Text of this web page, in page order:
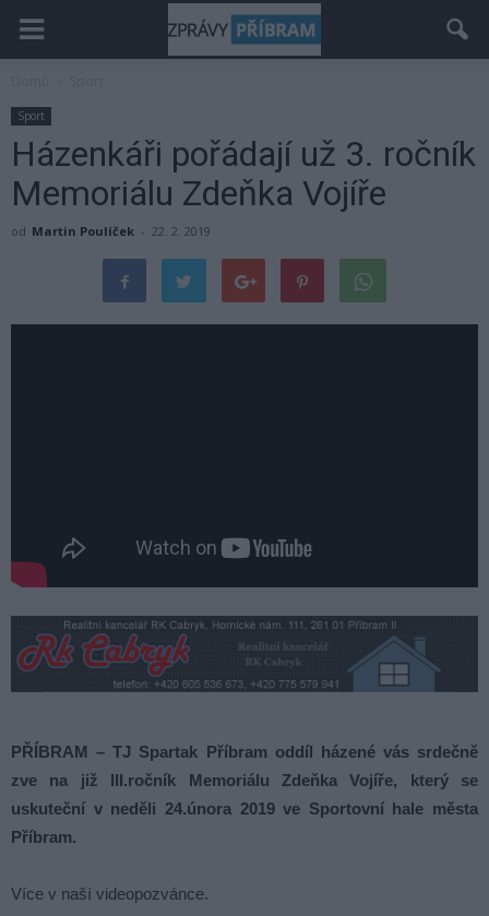
Sport
Házenkáři pořádají už 3. ročník
Memoriálu Zdeňka Vojíře
od Martin Poulíček - 22. 2. 2019
PŘÍBRAM – TJ Spartak Příbram oddíl házené vás srdečně
zve na již III.ročník Memoriálu Zdeňka Vojíře, který se
uskuteční v neděli 24.února 2019 ve Sportovní hale města
Příbram.
Více v naší videopozvánce.